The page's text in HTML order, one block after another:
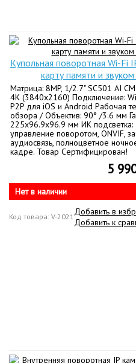
Купольная поворотная Wi-Fi
карту памяти и
Матрица: 8MP, 1/2.7" SC501 AI
4K (3840х2160) Подключение:
P2P для iOS и Android Рабочая
обзора / Объектив: 90° /3.6 мм
225х96.9x96.9 мм ИК
управление поворотом, ONVIF,
аудиосвязь, полноцветное
кадре. Товар Сертифицирован!
5
Нет в наличии
Код товара: V-2021 Добавить в
Добавить к